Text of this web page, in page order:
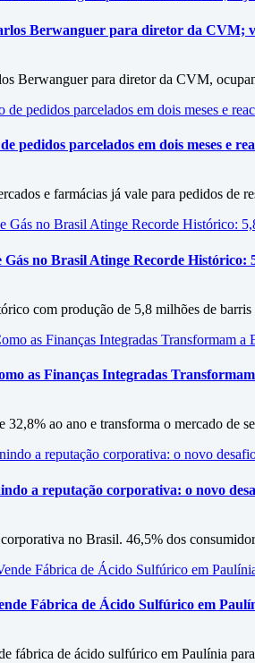
Berwanguer para diretor da CVM;
Berwanguer para diretor da CVM,
pedidos parcelados em dois meses e
e farmácias já vale para pedidos de
Gás no Brasil Atinge Recorde
com produção de 5,8 milhões de
as Finanças Integradas
32,8% ao ano e transforma o mercado de
a reputação corporativa: o novo
no Brasil. 46,5% dos
Fábrica de Ácido Sulfúrico em
fábrica de ácido sulfúrico em Paulínia